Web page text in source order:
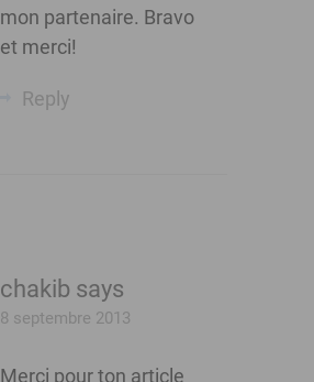
mon partenaire. Bravo
et merci!
Reply
chakib says
8 septembre 2013
Merci pour ton article